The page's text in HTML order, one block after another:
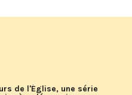
de l'Église, une série